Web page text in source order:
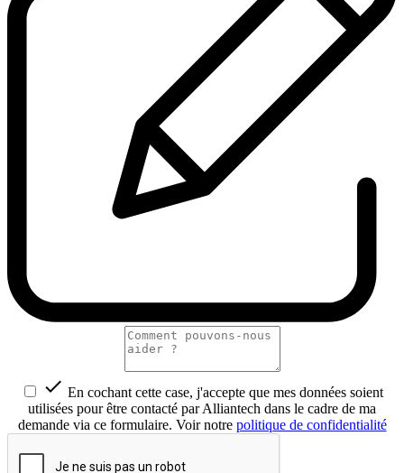
 En cochant cette case, j'accepte que mes données soient
utilisées pour être contacté par Alliantech dans le cadre de ma
demande via ce formulaire. Voir notre politique de confidentialité